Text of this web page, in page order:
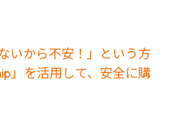
いから不安！」という方
」を活用して、安全に購